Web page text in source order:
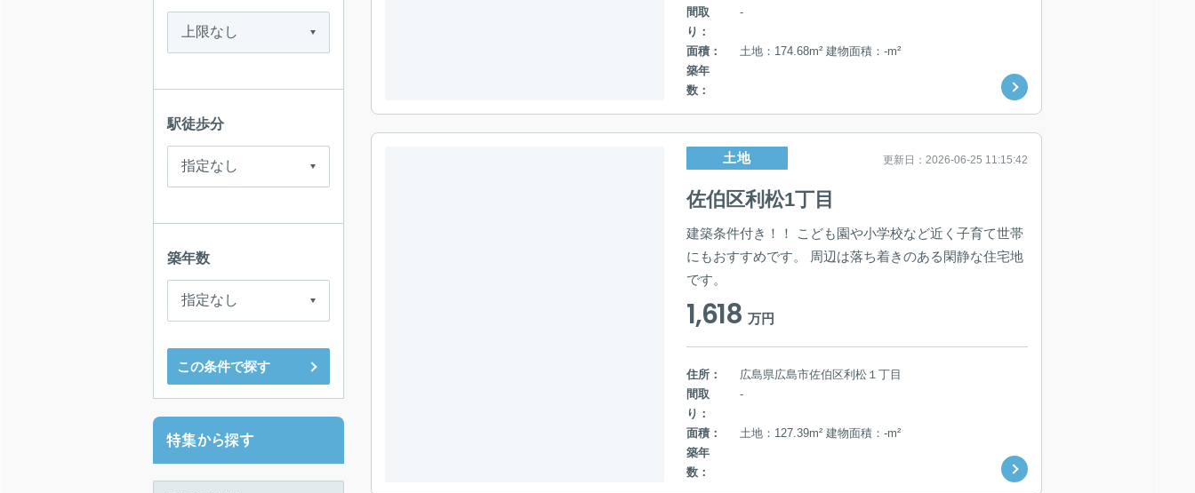
駅徒歩分
築年数
この条件で探す
特集から探す
間取
り：
-
面積：
土地：174.68m² 建物面積：-m²
築年
数：
土地 更新日：2026-06-25 11:15:42
佐伯区利松1丁目
建築条件付き！！ こども園や小学校など近く子育て世帯
にもおすすめです。 周辺は落ち着きのある閑静な住宅地
です。
1,618 万円
住所：
広島県広島市佐伯区利松１丁目
間取
り：
-
面積：
土地：127.39m² 建物面積：-m²
築年
数：